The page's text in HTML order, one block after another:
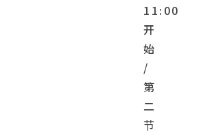
11:00
开
始
/
第
二
节